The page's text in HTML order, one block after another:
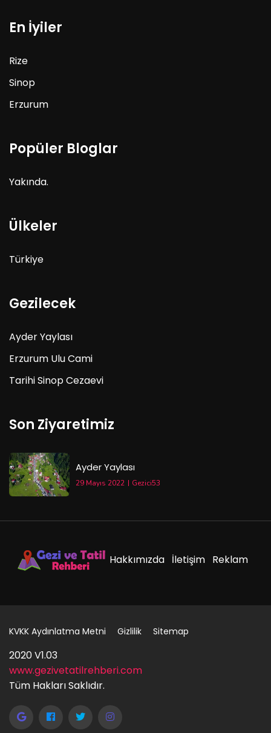
En İyiler
Rize
Sinop
Erzurum
Popüler Bloglar
Yakında.
Ülkeler
Türkiye
Gezilecek
Ayder Yaylası
Erzurum Ulu Cami
Tarihi Sinop Cezaevi
Son Ziyaretimiz
Ayder Yaylası
29 Mayıs 2022 Gezici53
Hakkımızda İletişim Reklam
KVKK Aydınlatma Metni Gizlilik Sitemap
2020 V1.03
www.gezivetatilrehberi.com
Tüm Hakları Saklıdır.